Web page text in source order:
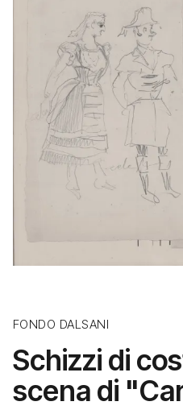
FONDO DALSANI
Schizzi di
scena di